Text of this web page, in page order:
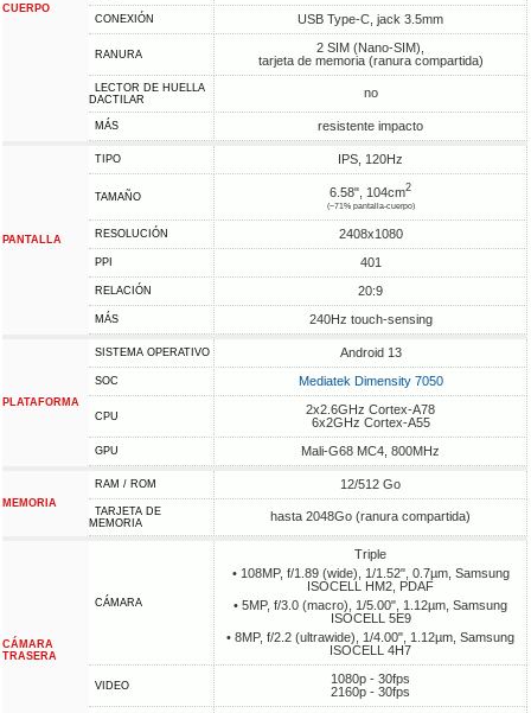
CUERPO
CONEXIÓN USB Type-C, jack 3.5mm
RANURA
2 SIM (Nano-SIM),
tarjeta de memoria (ranura compartida)
LECTOR DE HUELLA
DACTILAR
no
MÁS resistente impacto
PANTALLA
TIPO IPS, 120Hz
TAMAÑO 6.58", 104cm2
(~71% pantalla-cuerpo)
RESOLUCIÓN 2408x1080
PPI 401
RELACIÓN 20:9
MÁS 240Hz touch-sensing
PLATAFORMA
SISTEMA OPERATIVO Android 13
SOC Mediatek Dimensity 7050
CPU
2x2.6GHz Cortex-A78
6x2GHz Cortex-A55
GPU Mali-G68 MC4, 800MHz
MEMORIA
RAM / ROM 12/512 Go
TARJETA DE
MEMORIA
hasta 2048Go (ranura compartida)
CÁMARA
TRASERA
CÁMARA
Triple
• 108MP, f/1.89 (wide), 1/1.52", 0.7µm, Samsung
ISOCELL HM2, PDAF
• 5MP, f/3.0 (macro), 1/5.00", 1.12µm, Samsung
ISOCELL 5E9
• 8MP, f/2.2 (ultrawide), 1/4.00", 1.12µm, Samsung
ISOCELL 4H7
VIDEO
1080p - 30fps
2160p - 30fps